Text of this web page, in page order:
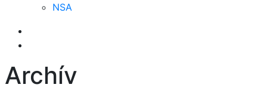
NSA
Archív